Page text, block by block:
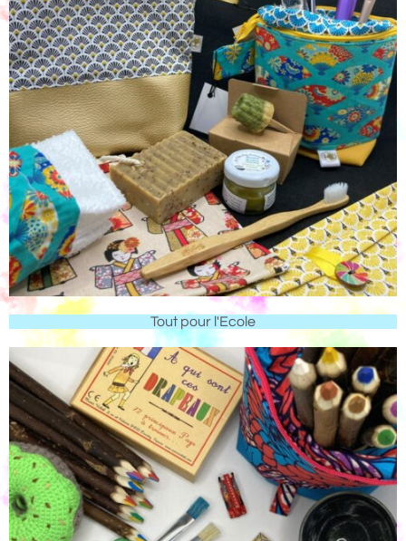
Tout pour l'Ecole